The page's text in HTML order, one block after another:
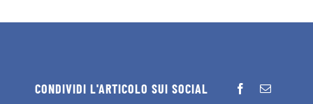
CONDIVIDI L'ARTICOLO SUI SOCIAL